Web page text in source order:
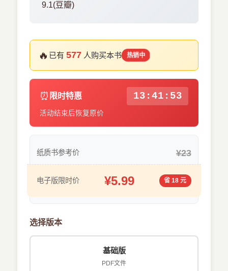
9.1(豆瓣)
🔥 已有577 人购买本书 热销中
⏰ 限时特惠 13:41:52
活动结束后恢复原价
纸质书参考价 ¥23
电子版限时价 ¥5.99 省 18 元
选择版本
基础版
PDF文件